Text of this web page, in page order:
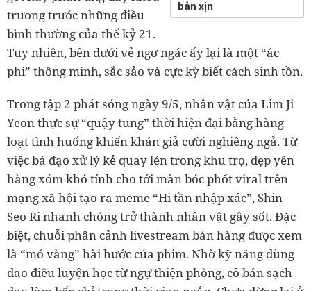
bản xịn
trương trước những điều
bình thường của thế kỷ 21.
Tuy nhiên, bên dưới vẻ ngơ ngác ấy lại là một “ác
phi” thông minh, sắc sảo và cực kỳ biết cách sinh tồn.
Trong tập 2 phát sóng ngày 9/5, nhân vật của Lim Ji
Yeon thực sự “quậy tung” thời hiện đại bằng hàng
loạt tình huống khiến khán giả cười nghiêng ngả. Từ
việc bá đạo xử lý kẻ quay lén trong khu trọ, dẹp yên
hàng xóm khó tính cho tới màn bóc phốt viral trên
mạng xã hội tạo ra meme “Hi tần nhập xác”, Shin
Seo Ri nhanh chóng trở thành nhân vật gây sốt. Đặc
biệt, chuỗi phân cảnh livestream bán hàng được xem
là “mỏ vàng” hài hước của phim. Nhờ kỹ năng dùng
dao điêu luyện học từ ngự thiện phòng, cô bán sạch